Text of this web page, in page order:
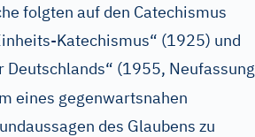
folgten auf den Catechismus
Katechismus“ (1925) und
(1955, Neufassung
eines gegenwartsnahen
des Glaubens zu